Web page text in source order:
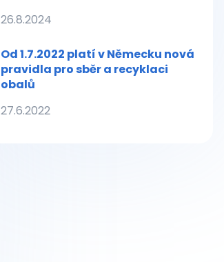
26.8.2024
Od 1.7.2022 platí v Německu nová
pravidla pro sběr a recyklaci
obalů
27.6.2022